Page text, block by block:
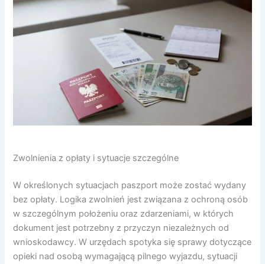
Zwolnienia z opłaty i sytuacje szczególne
W określonych sytuacjach paszport może zostać wydany
bez opłaty. Logika zwolnień jest związana z ochroną osób
w szczególnym położeniu oraz zdarzeniami, w których
dokument jest potrzebny z przyczyn niezależnych od
wnioskodawcy. W urzędach spotyka się sprawy dotyczące
opieki nad osobą wymagającą pilnego wyjazdu, sytuacji